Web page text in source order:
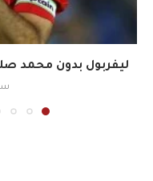
ليفربول بدون محمد